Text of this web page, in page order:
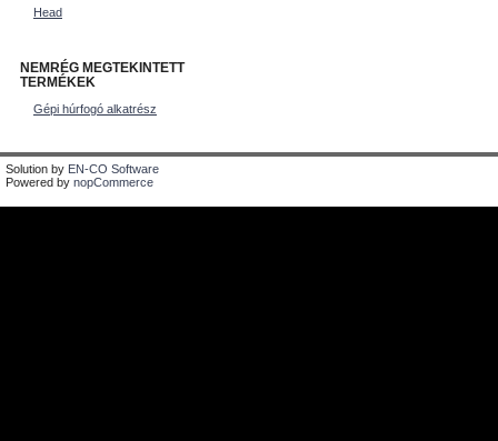
Head
NEMRÉG MEGTEKINTETT
TERMÉKEK
Gépi húrfogó alkatrész
Solution by EN-CO Software
Powered by nopCommerce